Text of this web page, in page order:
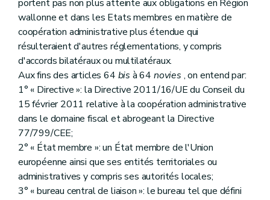
portent pas non plus atteinte aux obligations en Région
wallonne et dans les Etats membres en matière de
coopération administrative plus étendue qui
résulteraient d'autres réglementations, y compris
d'accords bilatéraux ou multilatéraux.
Aux fins des articles 64 bis à 64 novies , on entend par:
1° « Directive »: la Directive 2011/16/UE du Conseil du
15 février 2011 relative à la coopération administrative
dans le domaine fiscal et abrogeant la Directive
77/799/CEE;
2° « État membre »: un État membre de l'Union
européenne ainsi que ses entités territoriales ou
administratives y compris ses autorités locales;
3° « bureau central de liaison »: le bureau tel que défini